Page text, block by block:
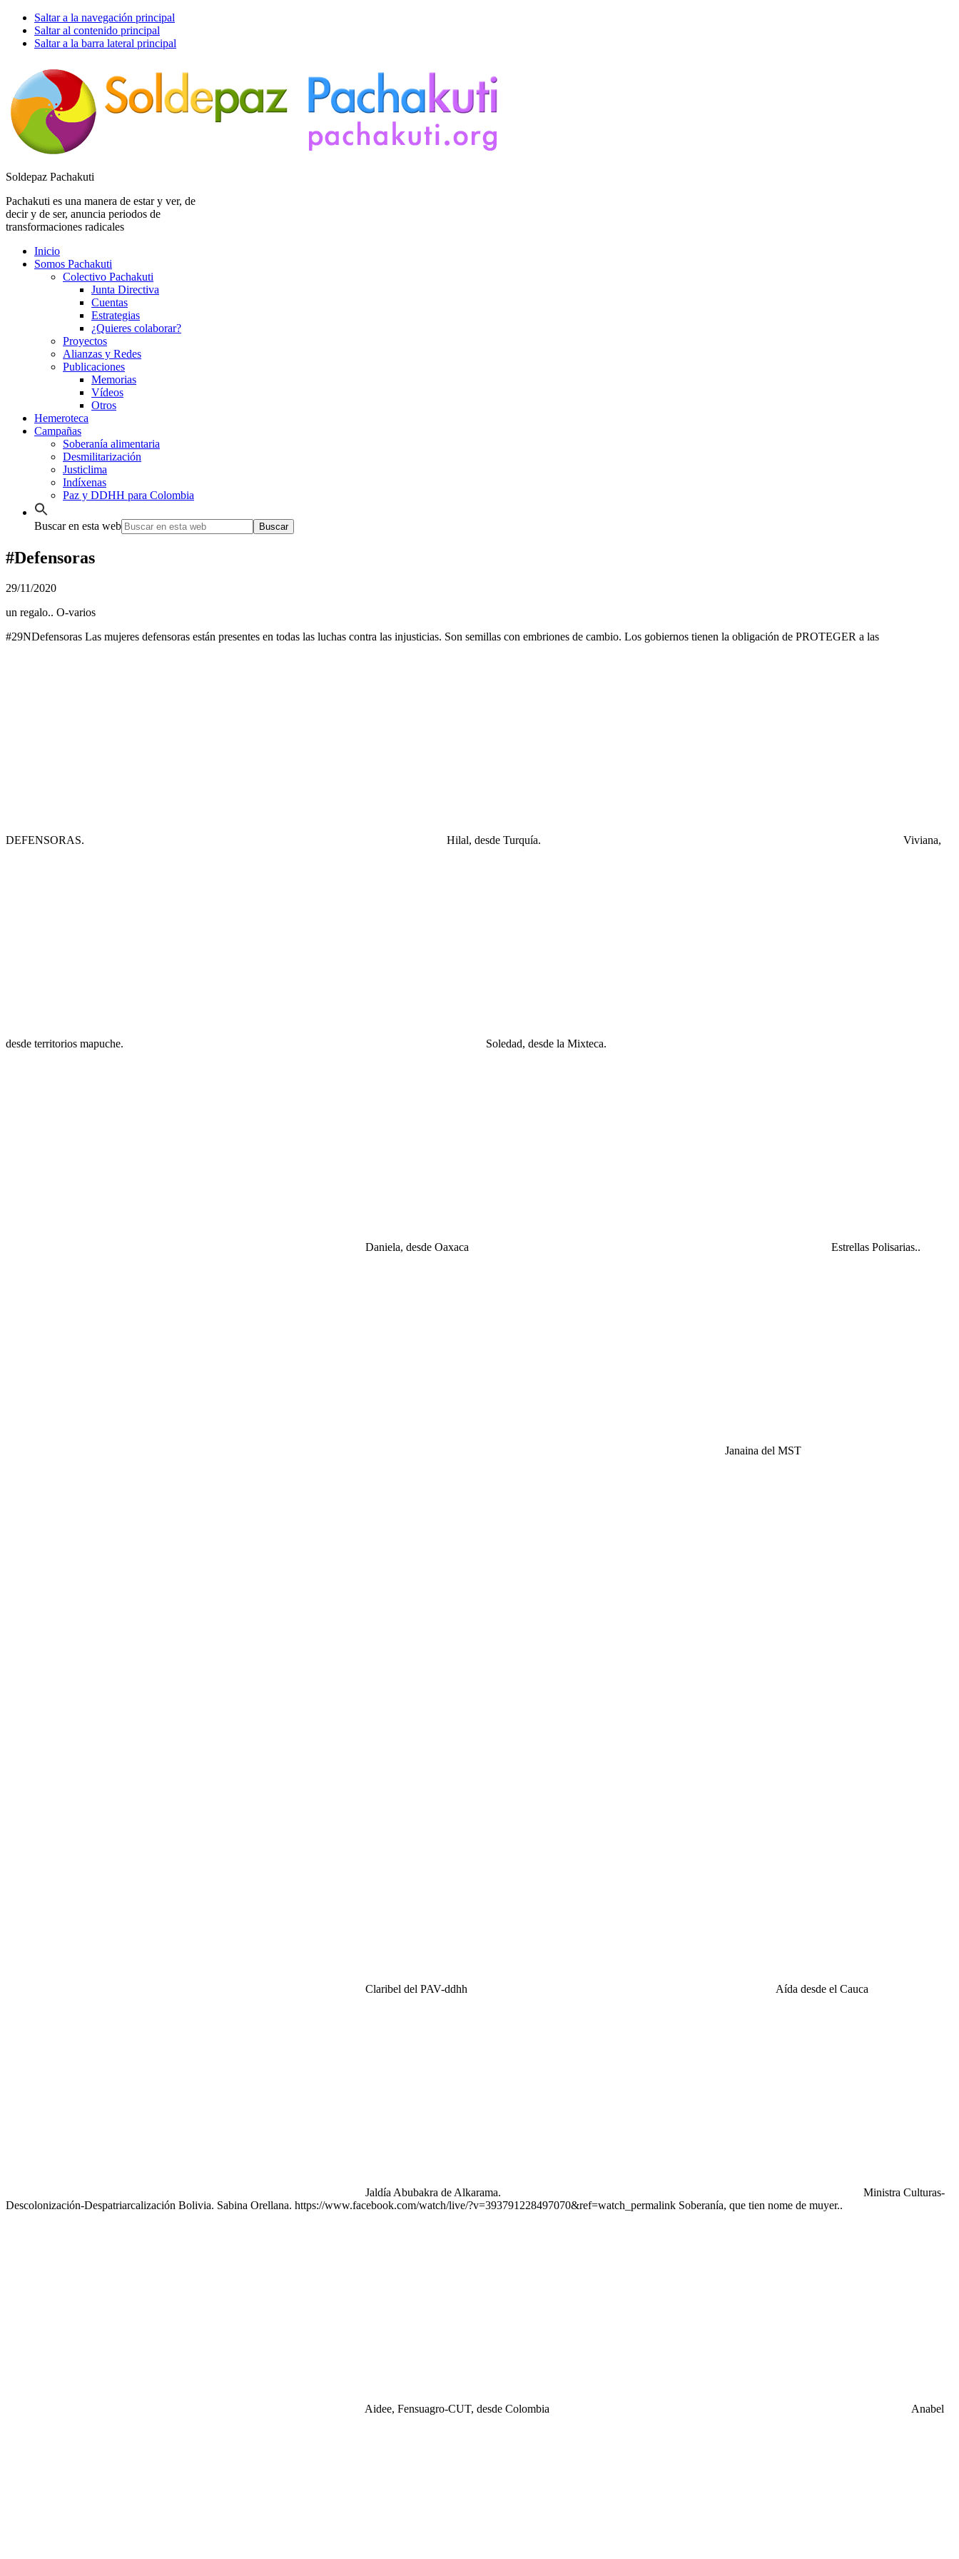
Saltar a la navegación principal
Saltar al contenido principal
Saltar a la barra lateral principal
Soldepaz Pachakuti
Pachakuti es una manera de estar y ver, de
decir y de ser, anuncia periodos de
transformaciones radicales
Inicio
Somos Pachakuti
Colectivo Pachakuti
Junta Directiva
Cuentas
Estrategias
¿Quieres colaborar?
Proyectos
Alianzas y Redes
Publicaciones
Memorias
Vídeos
Otros
Hemeroteca
Campañas
Soberanía alimentaria
Desmilitarización
Justiclima
Indíxenas
Paz y DDHH para Colombia
Buscar en esta web
#Defensoras
29/11/2020
un regalo.. O-varios
#29NDefensoras Las mujeres defensoras están presentes en todas las luchas contra las injusticias. Son semillas con embriones de cambio. Los gobiernos tienen la obligación de PROTEGER a las
DEFENSORAS. Hilal, desde Turquía. Viviana,
desde territorios mapuche. Soledad, desde la Mixteca.
Daniela, desde Oaxaca Estrellas Polisarias..
Janaina del MST
Claribel del PAV-ddhh Aída desde el Cauca
Jaldía Abubakra de Alkarama.
Ministra Culturas-
Descolonización-Despatriarcalización Bolivia. Sabina Orellana. https://www.facebook.com/watch/live/?v=393791228497070&ref=watch_permalink Soberanía, que tien nome de muyer..
Aidee, Fensuagro-CUT, desde Colombia Anabel